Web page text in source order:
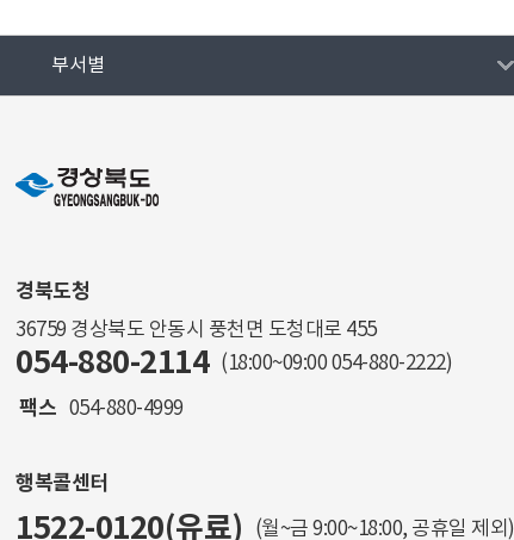
부서별
경북도청
36759 경상북도 안동시 풍천면 도청대로 455
054-880-2114 (18:00~09:00 054-880-2222)
팩스 054-880-4999
행복콜센터
1522-0120(유료) (월~금 9:00~18:00, 공휴일 제외)